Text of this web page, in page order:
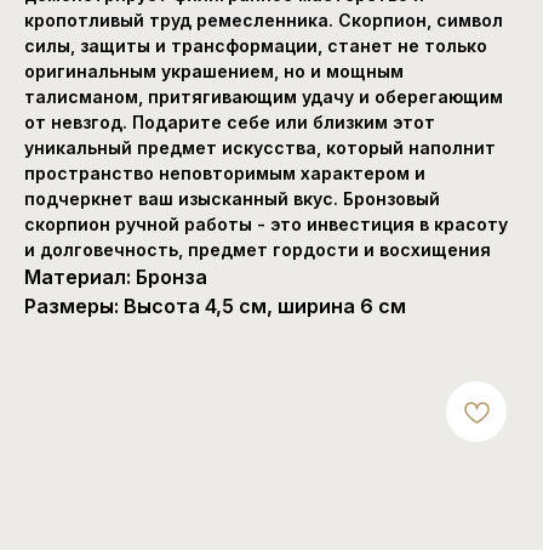
кропотливый труд ремесленника. Скорпион, символ
силы, защиты и трансформации, станет не только
оригинальным украшением, но и мощным
талисманом, притягивающим удачу и оберегающим
от невзгод. Подарите себе или близким этот
уникальный предмет искусства, который наполнит
пространство неповторимым характером и
подчеркнет ваш изысканный вкус. Бронзовый
скорпион ручной работы - это инвестиция в красоту
и долговечность, предмет гордости и восхищения
Материал: Бронза
Размеры: Высота 4,5 см, ширина 6 см